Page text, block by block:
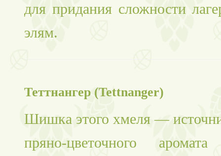
для придания сложности
элям.
Теттнангер (Tettnanger)
Шишка этого хмеля —
пряно-цветочного